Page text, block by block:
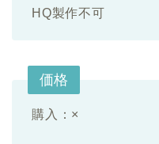
HQ製作不可
価格
購入：×